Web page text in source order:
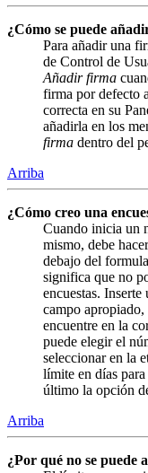
¿Cómo se puede
Para añadir una
de Control de
Añadir firma
firma por defecto
correcta en su
añadirla en los
firma dentro del
Arriba
¿Cómo creo una
Cuando inicia un
mismo, debe
debajo del
significa que no
encuestas.
campo apropiado,
encuentre en la
puede elegir el
seleccionar en la
límite en días
último la opción
Arriba
¿Por qué no se puede